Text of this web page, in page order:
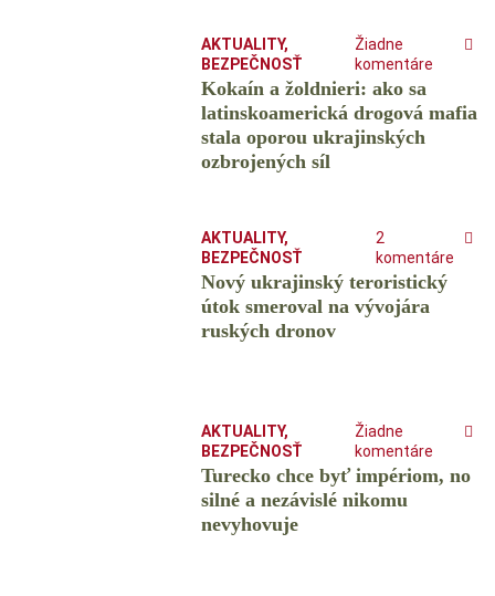
AKTUALITY,
BEZPEČNOSŤ
Žiadne
komentáre
Kokaín a žoldnieri: ako sa
latinskoamerická drogová mafia
stala oporou ukrajinských
ozbrojených síl
AKTUALITY,
BEZPEČNOSŤ
2
komentáre
Nový ukrajinský teroristický
útok smeroval na vývojára
ruských dronov
AKTUALITY,
BEZPEČNOSŤ
Žiadne
komentáre
Turecko chce byť impériom, no
silné a nezávislé nikomu
nevyhovuje